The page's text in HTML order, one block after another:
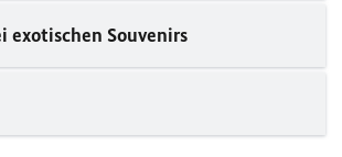
exotischen Souvenirs